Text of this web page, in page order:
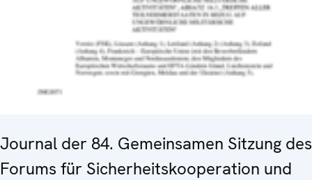
Journal der 84. Gemeinsamen Sitzung des
Forums für Sicherheitskooperation und